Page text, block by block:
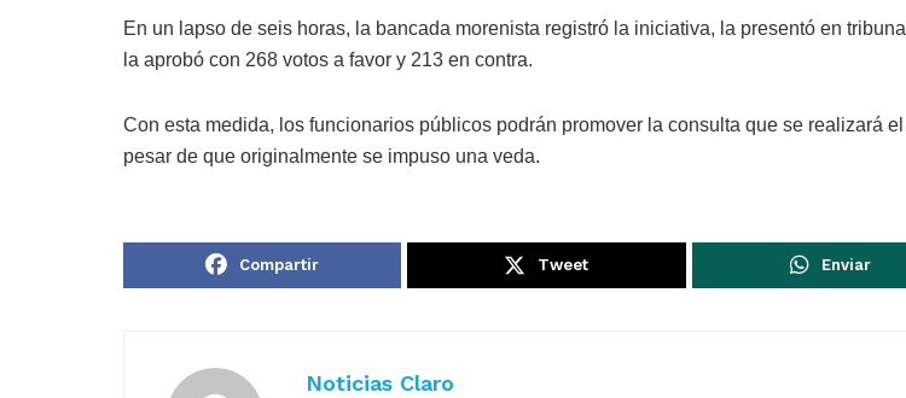
En un lapso de seis horas, la bancada morenista registró la iniciativa, la presentó en
la aprobó con 268 votos a favor y 213 en contra.
Con esta medida, los funcionarios públicos podrán promover la consulta que se realizará
pesar de que originalmente se impuso una veda.
Compartir Tweet Enviar
Noticias Claro